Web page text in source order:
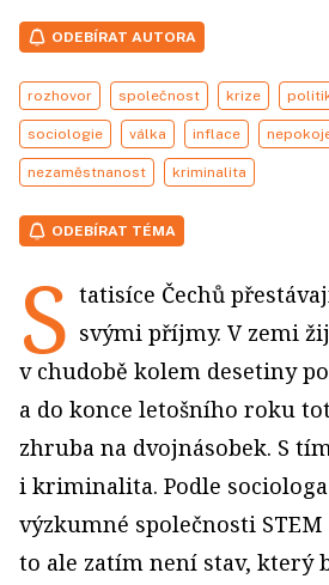
ODEBÍRAT AUTORA
rozhovor společnost krize
sociologie válka inflace
nezaměstnanost kriminalita
ODEBÍRAT TÉMA
S tatisíce Čechů
svými příjmy. V zemi
v chudobě kolem desetiny
a do konce letošního roku
zhruba na dvojnásobek. S
i kriminalita. Podle
výzkumné společnosti
to ale zatím není stav, který